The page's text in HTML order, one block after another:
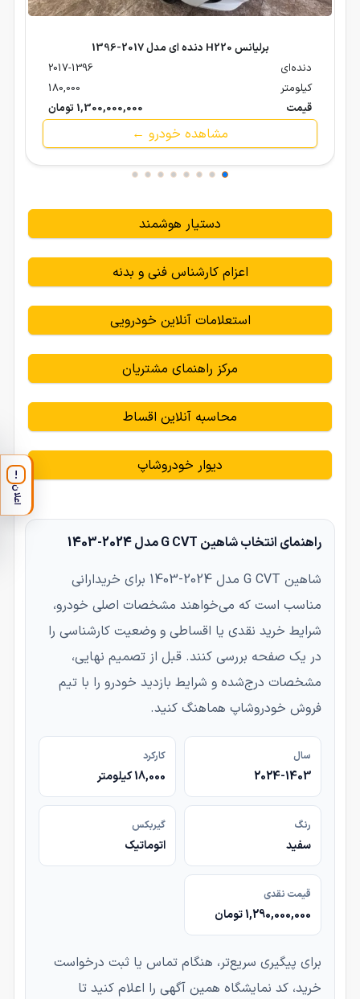
برلیانس H220 دنده ای مدل 2017-1396
دنده‌ای
2017-1396
کیلومتر
180,000
قیمت
1,300,000,000 تومان
مشاهده خودرو ←
دستیار هوشمند
اعزام کارشناس فنی و بدنه
استعلامات آنلاین خودرویی
مرکز راهنمای مشتریان
محاسبه آنلاین اقساط
دیوار خودروشاپ
راهنمای انتخاب شاهین G CVT مدل 2024-1403
شاهین G CVT مدل 2024-1403 برای خریدارانی
مناسب است که می‌خواهند مشخصات اصلی خودرو،
شرایط خرید نقدی یا اقساطی و وضعیت کارشناسی را
در یک صفحه بررسی کنند. قبل از تصمیم نهایی،
مشخصات درج‌شده و شرایط بازدید خودرو را با تیم
فروش خودروشاپ هماهنگ کنید.
سال
2024-1403
کارکرد
18,000 کیلومتر
رنگ
سفید
گیربکس
اتوماتیک
قیمت نقدی
1,290,000,000 تومان
برای پیگیری سریع‌تر، هنگام تماس یا ثبت درخواست
خرید، کد نمایشگاه همین آگهی را اعلام کنید تا
!
اعلان